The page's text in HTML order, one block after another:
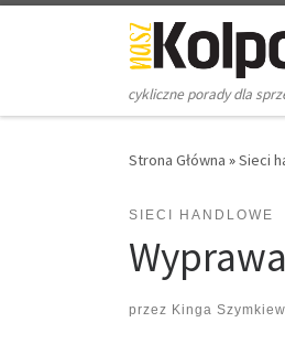
Skip to content
cykliczne porady dla
Strona Główna »Sieci
SIECI HANDLOWE
przez Kinga